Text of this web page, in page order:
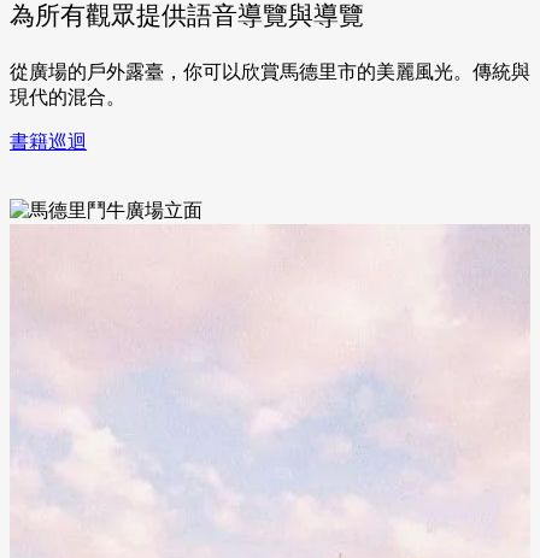
為所有觀眾提供語音導覽與導覽
從廣場的戶外露臺，你可以欣賞馬德里市的美麗風光。傳統與
現代的混合。
書籍巡迴